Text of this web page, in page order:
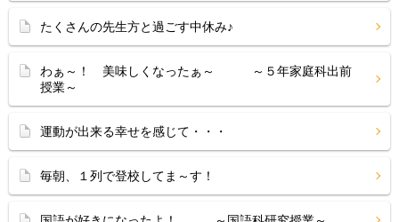
たくさんの先生方と過ごす中休み♪
わぁ～！ 美味しくなったぁ～ ～５年家庭科出前
授業～
運動が出来る幸せを感じて・・・
毎朝、１列で登校してま～す！